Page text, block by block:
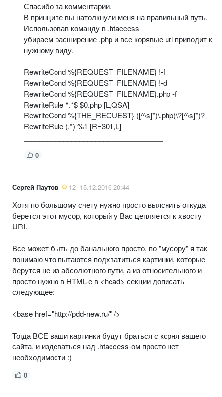
Спасибо за комментарии.
В принципе вы натолкнули меня на правильный путь.
Использовав команду в .htaccess
убираем расширение .php и все корявые url приводит к
нужному виду.
RewriteCond %{REQUEST_FILENAME} !-f
RewriteCond %{REQUEST_FILENAME} !-d
RewriteCond %{REQUEST_FILENAME}.php -f
RewriteRule ^.*$ $0.php [L,QSA]
RewriteCond %{THE_REQUEST} ([^\s]*)\.php(\?[^\s]*)?
RewriteRule (.*) %1 [R=301,L]
0
Сергей Паутов 12 15.12.2016 20:44
Хотя по большому счету нужно просто выяснить откуда
берется этот мусор, который у Вас цепляется к хвосту
URI.
Все может быть до банального просто, по "мусору" я так
понимаю что пытаются подхватиться картинки, которые
берутся не из абсолютного пути, а из относительного и
просто нужно в HTML-е в <head> секции дописать
следующее:
<base href="http://pdd-new.ru/" />
Тогда ВСЕ ваши картинки будут браться с корня вашего
сайта, и издеваться над .htaccess-ом просто нет
необходимости :)
0